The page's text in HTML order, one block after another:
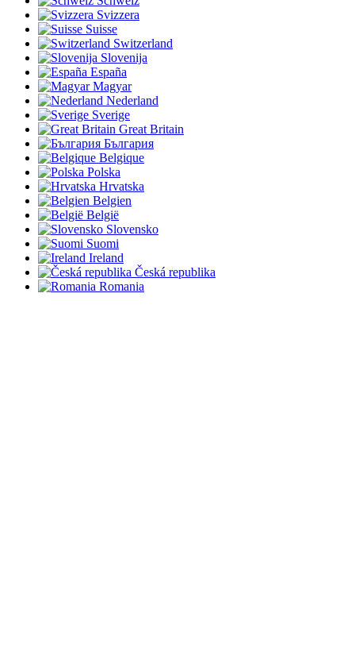
Svizzera
Suisse
Switzerland
Slovenija
España
Magyar
Nederland
Sverige
Great Britain
България
Belgique
Polska
Hrvatska
Belgien
België
Slovensko
Suomi
Ireland
Česká republika
Romania